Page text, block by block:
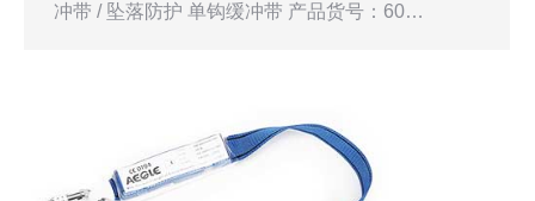
冲带 / 坠落防护 单钩缓冲带 产品货号：60…